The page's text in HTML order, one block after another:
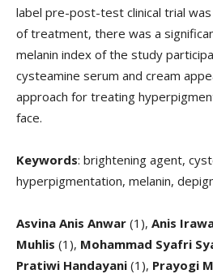
label pre-post-test clinical trial
of treatment, there was a
melanin index of the study
cysteamine serum and cream
approach for treating
face.
Keywords: brightening agent,
hyperpigmentation, melanin,
Asvina Anis Anwar (1), Anis
Muhlis (1), Mohammad Syafri
Pratiwi Handayani (1), Prayogi